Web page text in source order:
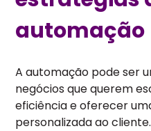
automação
A automação pode ser
negócios que querem
eficiência e oferecer
personalizada ao cliente.